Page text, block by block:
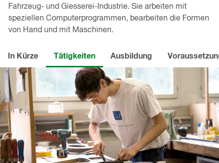
Fahrzeug- und Giesserei-Industrie. Sie arbeiten mit
speziellen Computerprogrammen, bearbeiten die Formen
von Hand und mit Maschinen.
In Kürze Tätigkeiten Ausbildung